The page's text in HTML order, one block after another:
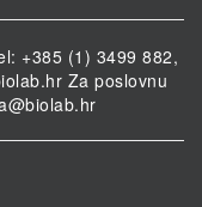
+385 (1) 3499 882,
Za poslovnu